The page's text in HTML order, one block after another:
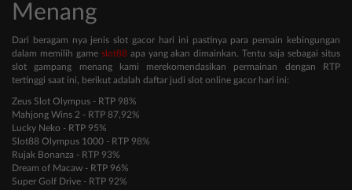
Menang
Dari beragam nya jenis slot gacor hari ini pastinya para pemain kebingungan
dalam memilih game slot88apa yang akan dimainkan. Tentu saja sebagai situs
slot gampang menang kami merekomendasikan permainan dengan RTP
tertinggi saat ini, berikut adalah daftar judi slot online gacor hari ini:
Zeus Slot Olympus - RTP 98%
Mahjong Wins 2 - RTP 87,92%
Lucky Neko - RTP 95%
Slot88 Olympus 1000 - RTP 98%
Rujak Bonanza - RTP 93%
Dream of Macaw - RTP 96%
Super Golf Drive - RTP 92%